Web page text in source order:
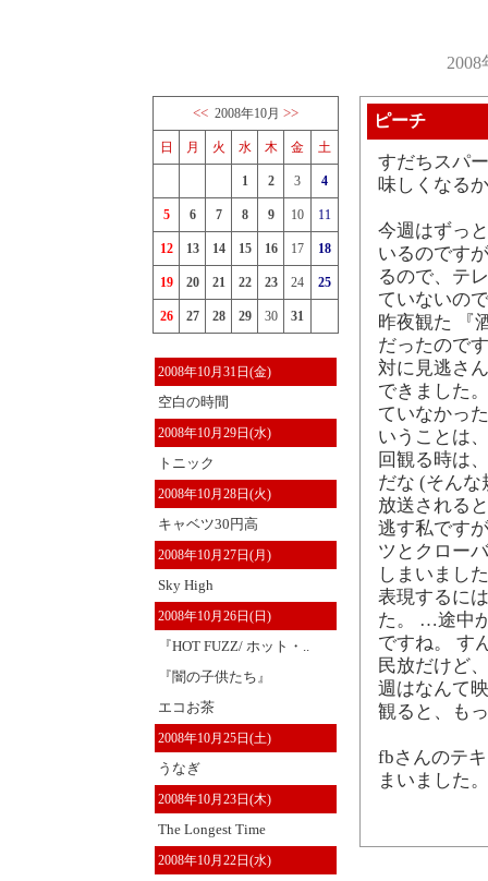
<< 2008年10月 >>
日 月 火 水 木 金 土
1 2 3 4
5 6 7 8 9 10 11
12 13 14 15 16 17 18
19 20 21 22 23 24 25
26 27 28 29 30 31
2008年10月31日(金)
空白の時間
2008年10月29日(水)
トニック
2008年10月28日(火)
キャベツ30円高
2008年10月27日(月)
Sky High
2008年10月26日(日)
『HOT FUZZ/ ホット・..
『闇の子供たち』
エコお茶
2008年10月25日(土)
うなぎ
2008年10月23日(木)
The Longest Time
2008年10月22日(水)
ピーチ
すだちスパ
味しくなる
今週はずっ
いるのです
るので、テ
ていないの
昨夜観た 『
だったので
対に見逃さ
できました
ていなかっ
いうことは
回観る時は
だな (そん
放送される
逃す私です
ツとクロー
しまいまし
表現するに
た。 …途中
ですね。 す
民放だけど
週はなんて
観ると、も
fbさんのテ
まいました